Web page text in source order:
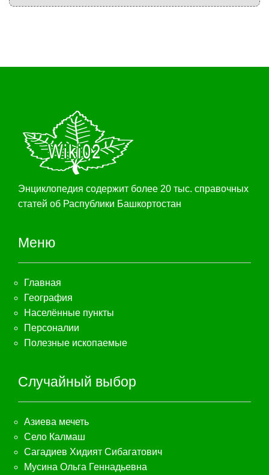
Энциклопедия содержит более 20 тыс. справочных
статей об Распублики Башкортостан
Меню
Главная
География
Населённые пункты
Персоналии
Полезные ископаемые
Случайный выбор
Азиева мечеть
Село Калмаш
Сагадиев Хидият Сибагатович
Мусина Ольга Геннадьевна